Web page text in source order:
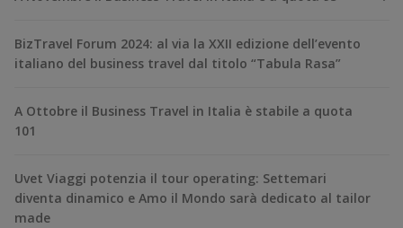
BizTravel Forum 2024: al via la XXII edizione dell’evento
italiano del business travel dal titolo “Tabula Rasa”
A Ottobre il Business Travel in Italia è stabile a quota
101
Uvet Viaggi potenzia il tour operating: Settemari
diventa dinamico e Amo il Mondo sarà dedicato al tailor
made